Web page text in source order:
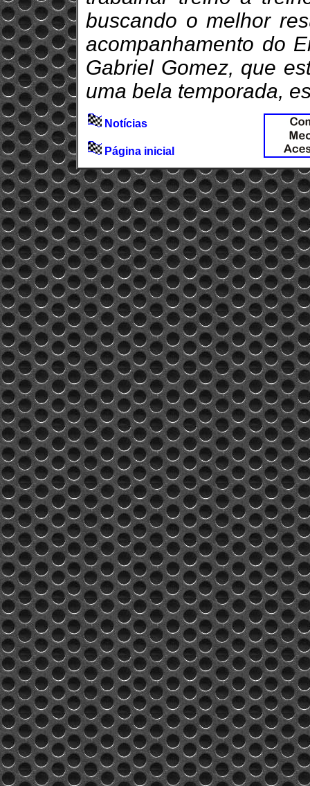
buscando o melhor
acompanhamento do
Gabriel Gomez, que
uma bela temporada,
Notícias
Página inicial